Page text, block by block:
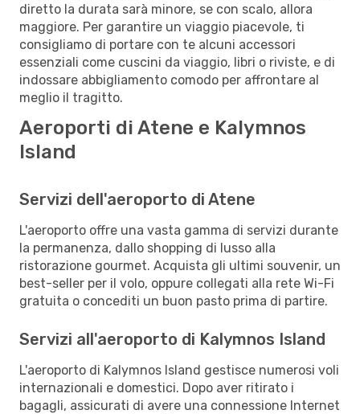
diretto la durata sarà minore, se con scalo, allora
maggiore. Per garantire un viaggio piacevole, ti
consigliamo di portare con te alcuni accessori
essenziali come cuscini da viaggio, libri o riviste, e di
indossare abbigliamento comodo per affrontare al
meglio il tragitto.
Aeroporti di Atene e Kalymnos
Island
Servizi dell'aeroporto di Atene
L'aeroporto offre una vasta gamma di servizi durante
la permanenza, dallo shopping di lusso alla
ristorazione gourmet. Acquista gli ultimi souvenir, un
best-seller per il volo, oppure collegati alla rete Wi-Fi
gratuita o concediti un buon pasto prima di partire.
Servizi all'aeroporto di Kalymnos Island
L'aeroporto di Kalymnos Island gestisce numerosi voli
internazionali e domestici. Dopo aver ritirato i
bagagli, assicurati di avere una connessione Internet